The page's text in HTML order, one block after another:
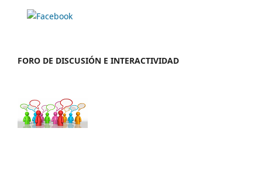
FORO DE DISCUSIÓN E INTERACTIVIDAD